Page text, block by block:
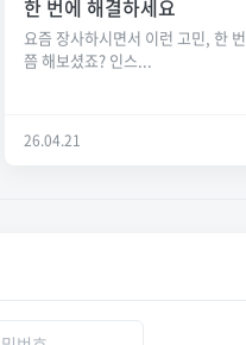
한 번에 해결하세요
요즘 장사하시면서 이런 고민, 한 번
쯤 해보셨죠? 인스...
26.04.21